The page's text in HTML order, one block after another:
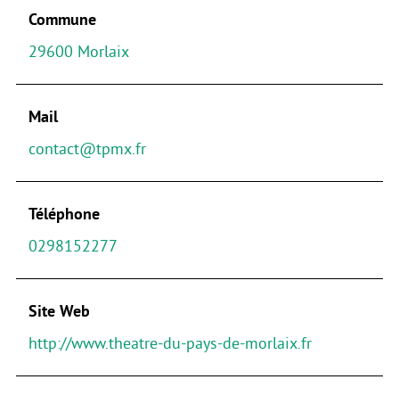
Commune
29600 Morlaix
Mail
contact@tpmx.fr
Téléphone
0298152277
Site Web
http://www.theatre-du-pays-de-morlaix.fr